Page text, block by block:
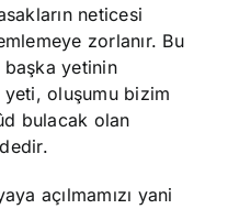
neticesi
zorlanır. Bu
yetinin
oluşumu bizim
bulacak olan
açılmamızı yani